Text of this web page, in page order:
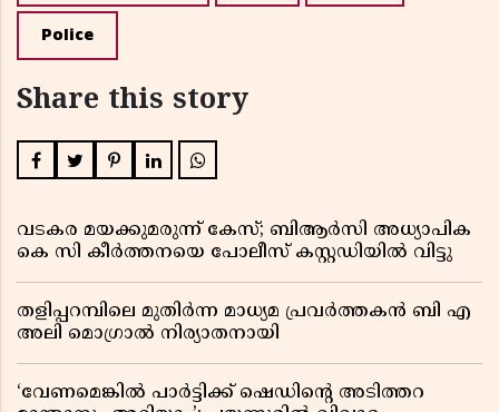
Police
Share this story
വടകര മയക്കുമരുന്ന് കേസ്; ബിആർസി അധ്യാപിക
കെ സി കീർത്തനയെ പോലീസ് കസ്റ്റഡിയിൽ വിട്ടു
തളിപ്പറമ്പിലെ മുതിർന്ന മാധ്യമ പ്രവർത്തകൻ ബി എ
അലി മൊഗ്രാൽ നിര്യാതനായി
‘വേണമെങ്കിൽ പാർട്ടിക്ക് ഷെഡിൻ്റെ അടിത്തറ